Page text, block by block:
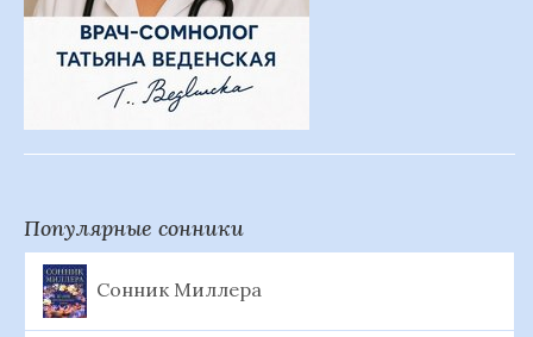
Популярные сонники
Сонник Миллера